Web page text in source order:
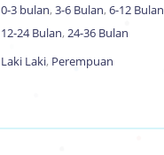
0-3 bulan, 3-6 Bulan, 6-12 Bulan
12-24 Bulan, 24-36 Bulan
Laki Laki, Perempuan